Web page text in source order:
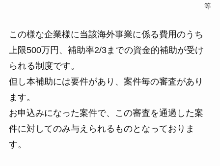
等
この様な企業様に当該海外事業に係る費用のうち
上限500万円、補助率2/3までの資金的補助が受け
られる制度です。
但し本補助には要件があり、案件毎の審査があり
ます。
お申込みになった案件で、この審査を通過した案
件に対してのみ与えられるものとなっておりま
す。